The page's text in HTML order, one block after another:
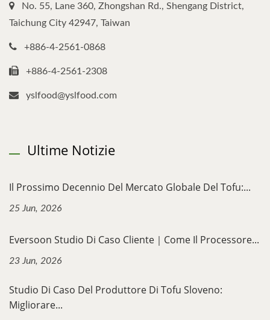
No. 55, Lane 360, Zhongshan Rd., Shengang District,
Taichung City 42947, Taiwan
+886-4-2561-0868
+886-4-2561-2308
yslfood@yslfood.com
Ultime Notizie
Il Prossimo Decennio Del Mercato Globale Del Tofu:...
25 Jun, 2026
Eversoon Studio Di Caso Cliente｜Come Il Processore...
23 Jun, 2026
Studio Di Caso Del Produttore Di Tofu Sloveno:
Migliorare...